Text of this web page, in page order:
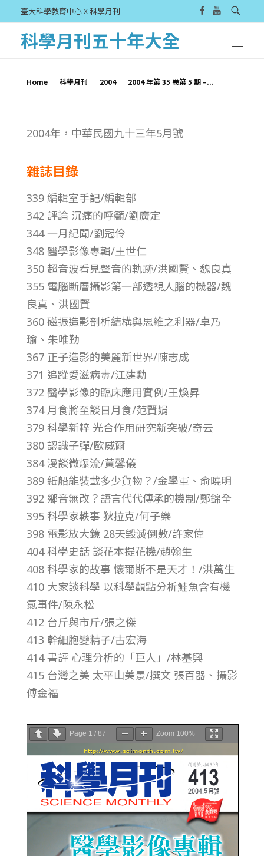
臺大科學教育中心 X 科學月刊
科學月刊五十年大全
Home 科學月刊 2004 2004 年第 35 卷第 5 期 –...
2
0
4
年
第
3
5
卷
第
5
期
–
總
號
第
4
1
3
期
2004年，中華民國九十三年5月號
雜誌目錄
339 編輯室手記/編輯部
342 評論 沉痛的呼籲/劉廣定
344 一月紀聞/劉冠伶
348 醫學影像專輯/王世仁
350 超音波看見聲音的軌跡/洪國賢、魏良真
355 電腦斷層攝影第一部透視人腦的機器/魏
良真、洪國賢
360 磁振造影剖析結構與思維之利器/卓乃
瑜、朱唯勤
367 正子造影的美麗新世界/陳志成
371 追蹤愛滋病毒/江建勳
372 醫學影像的臨床應用實例/王煥昇
374 月食將至談日月食/范賢娟
379 科學新粹 光合作用研究新突破/奇云
380 認識子彈/歐威爾
384 漫談微爆流/黃馨儀
389 紙船能裝載多少貨物？/金學軍、俞曉明
392 鄉音無改？語言代代傳承的機制/鄭錦全
395 科學家軼事 狄拉克/何子樂
398 電影放大鏡 28天毀滅倒數/許家偉
404 科學史話 談花本提花機/趙翰生
408 科學家的故事 懷爾斯不是天才！/洪萬生
410 大家談科學 以科學觀點分析鮭魚含有機
氯事件/陳永松
412 台斤與市斤/張之傑
413 幹細胞變精子/古宏海
414 書評 心理分析的「巨人」/林基興
415 台灣之美 太平山美景/撰文 張百器、攝影
傅金福
Page 1 / 87 Zoom 100%